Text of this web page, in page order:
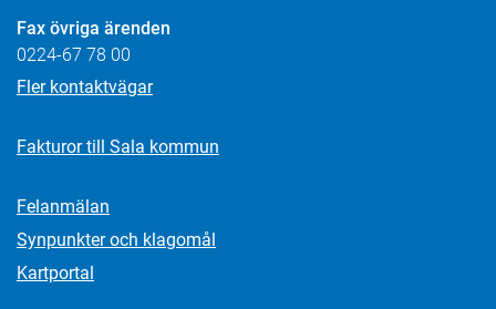
Fax övriga ärenden
0224-67 78 00
Fler kontaktvägar
Fakturor till Sala kommun
Felanmälan
Synpunkter och klagomål
Kartportal